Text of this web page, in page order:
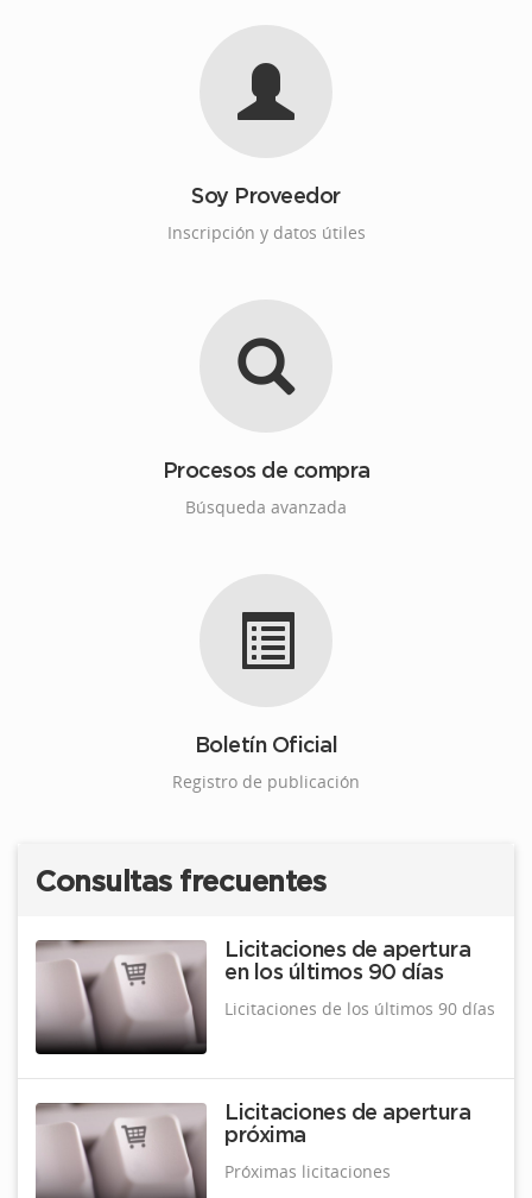
Soy Proveedor
Inscripción y datos útiles
Procesos de compra
Búsqueda avanzada
Boletín Oficial
Registro de publicación
Consultas frecuentes
Licitaciones de apertura
en los últimos 90 días
Licitaciones de los últimos 90 días
Licitaciones de apertura
próxima
Próximas licitaciones